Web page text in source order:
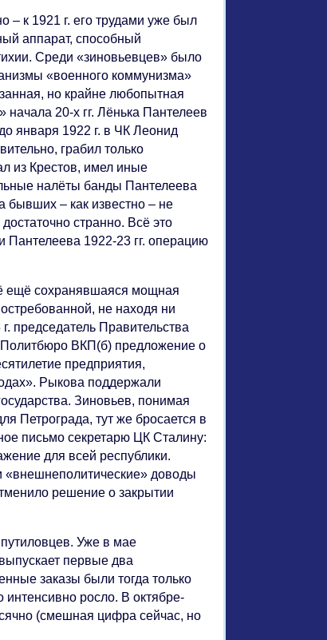
– к 1921 г. его трудами уже был
аппарат, способный
Среди «зиновьевцев» было
«военного коммунизма»
но крайне любопытная
начала 20-х гг. Лёнька Пантелеев
января 1922 г. в ЧК Леонид
грабил только
из Крестов, имел иные
налёты банды Пантелеева
бывших – как известно – не
странно. Всё это
Пантелеева 1922-23 гг. операцию
ещё сохранявшаяся мощная
не находя ни
председатель Правительства
Политбюро ВКП(б) предложение о
предприятия,
Рыкова поддержали
Зиновьев, понимая
Петрограда, тут же бросается в
письмо секретарю ЦК Сталину:
для всей республики.
«внешнеполитические» доводы
решение о закрытии
путиловцев. Уже в мае
первые два
заказы были тогда только
интенсивно росло. В октябре-
(смешная цифра сейчас, но